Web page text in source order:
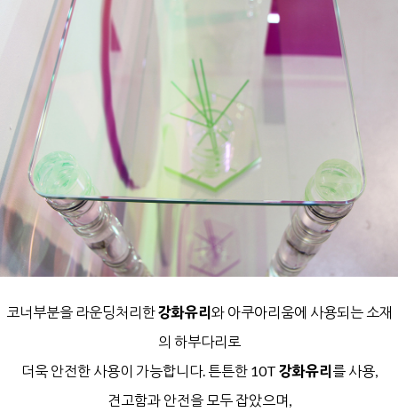
코너부분을 라운딩처리한강화유리 와 아쿠아리움에 사용되는 소재
의 하부다리로
더욱 안전한 사용이 가능합니다. 튼튼한 10T 강화유리 를 사용,
견고함과 안전을 모두 잡았으며,